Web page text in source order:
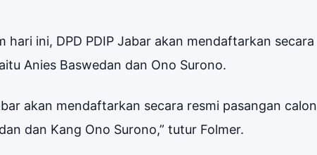
ini, DPD PDIP Jabar akan mendaftarkan secara
Anies Baswedan dan Ono Surono.
akan mendaftarkan secara resmi pasangan calon
dan Kang Ono Surono,” tutur Folmer.